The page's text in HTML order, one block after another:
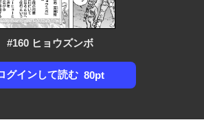
#160 ヒョウズンボ
グインして読む 80pt